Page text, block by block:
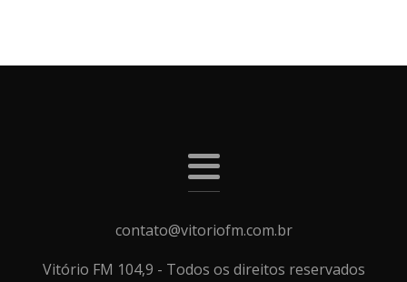
contato@vitoriofm.com.br
Vitório FM 104,9 - Todos os direitos reservados